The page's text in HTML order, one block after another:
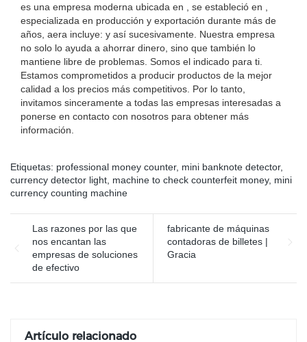
es una empresa moderna ubicada en , se estableció en ,
especializada en producción y exportación durante más de
años, aera incluye: y así sucesivamente. Nuestra empresa
no solo lo ayuda a ahorrar dinero, sino que también lo
mantiene libre de problemas. Somos el indicado para ti.
Estamos comprometidos a producir productos de la mejor
calidad a los precios más competitivos. Por lo tanto,
invitamos sinceramente a todas las empresas interesadas a
ponerse en contacto con nosotros para obtener más
información.
Etiquetas: professional money counter, mini banknote detector,
currency detector light machine to check counterfeit money, mini
currency counting machine
Las razones por las que
nos encantan las
empresas de soluciones
de efectivo
fabricante de máquinas
contadoras de billetes |
Gracia
Artículo relacionado